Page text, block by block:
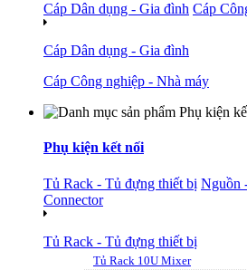
Cáp Dân dụng - Gia đình Cáp
Cáp Dân dụng - Gia đình
Cáp Công nghiệp - Nhà máy
Phụ kiện kết nối
Tủ Rack - Tủ đựng thiết bị Nguồn
Connector
Tủ Rack - Tủ đựng thiết bị
Tủ Rack 10U Mixer